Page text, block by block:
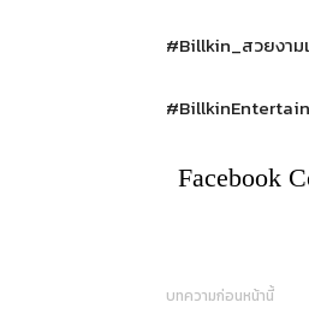
#Billkin_สวยงาม
Facebook
บทความก่อนหน้านี้